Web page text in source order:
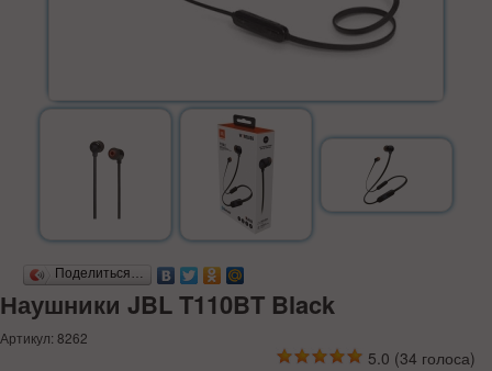
Поделиться…
Наушники JBL T110BT Black
Артикул: 8262
5.0 (34 голоса)